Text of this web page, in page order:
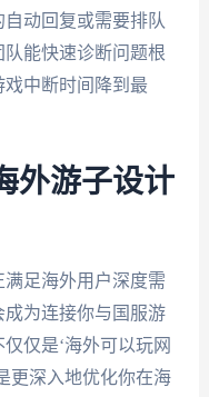
自动回复或需要排队
能快速诊断问题根
中断时间降到最
外游子设计
足海外用户深度需
成为连接你与国服游
仅是‘海外可以玩网
更深入地优化你在海